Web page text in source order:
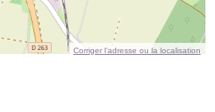
Corriger l’adresse ou la localisation